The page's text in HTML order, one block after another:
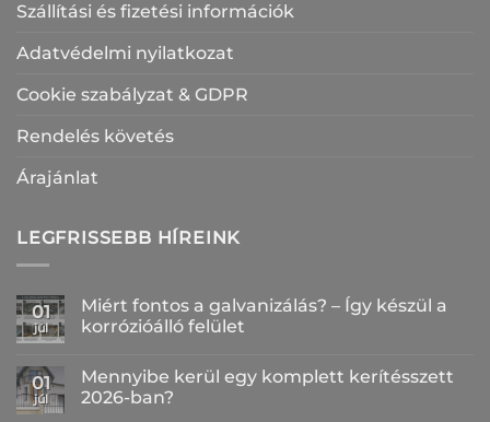
Szállítási és fizetési információk
Adatvédelmi nyilatkozat
Cookie szabályzat & GDPR
Rendelés követés
Árajánlat
LEGFRISSEBB HÍREINK
01
júl
Miért fontos a galvanizálás? – Így készül a
korrózióálló felület
a(z)
Miért
fontos
01
júl
Mennyibe kerül egy komplett kerítésszett
2026-ban?